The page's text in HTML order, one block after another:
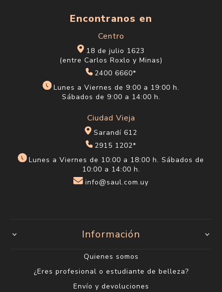
Encontranos en
Centro
18 de julio 1623
(entre Carlos Roxlo y Minas)
2400 6660*
Lunes a Viernes de 9:00 a 19:00 h.
Sábados de 9:00 a 14:00 h.
Ciudad Vieja
Sarandí 612
2915 1202*
Lunes a Viernes de 10:00 a 18:00 h. Sábados de
10:00 a 14:00 h.
info@saul.com.uy
Información
Quienes somos
¿Eres profesional o estudiante de belleza?
Envío y devoluciones